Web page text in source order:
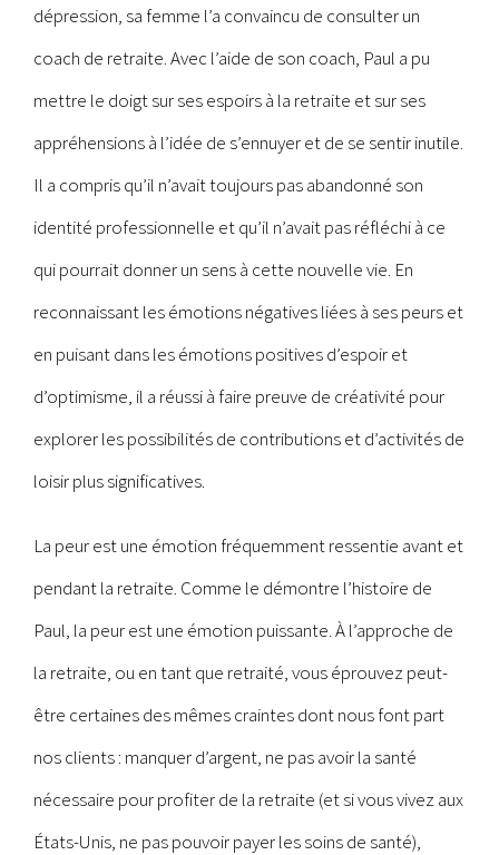
dépression, sa femme l’a convaincu de consulter un
coach de retraite. Avec l’aide de son coach, Paul a pu
mettre le doigt sur ses espoirs à la retraite et sur ses
appréhensions à l’idée de s’ennuyer et de se sentir inutile.
Il a compris qu’il n’avait toujours pas abandonné son
identité professionnelle et qu’il n’avait pas réfléchi à ce
qui pourrait donner un sens à cette nouvelle vie. En
reconnaissant les émotions négatives liées à ses peurs et
en puisant dans les émotions positives d’espoir et
d’optimisme, il a réussi à faire preuve de créativité pour
explorer les possibilités de contributions et d’activités de
loisir plus significatives.
La peur est une émotion fréquemment ressentie avant et
pendant la retraite. Comme le démontre l’histoire de
Paul, la peur est une émotion puissante. À l’approche de
la retraite, ou en tant que retraité, vous éprouvez peut-
être certaines des mêmes craintes dont nous font part
nos clients : manquer d’argent, ne pas avoir la santé
nécessaire pour profiter de la retraite (et si vous vivez aux
États-Unis, ne pas pouvoir payer les soins de santé),